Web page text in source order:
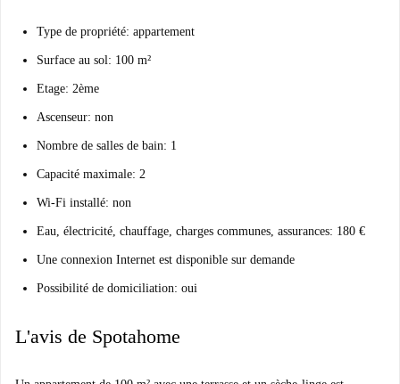
Type de propriété: appartement
Surface au sol: 100 m²
Etage: 2ème
Ascenseur: non
Nombre de salles de bain: 1
Capacité maximale: 2
Wi-Fi installé: non
Eau, électricité, chauffage, charges communes, assurances: 180 €
Une connexion Internet est disponible sur demande
Possibilité de domiciliation: oui
L'avis de Spotahome